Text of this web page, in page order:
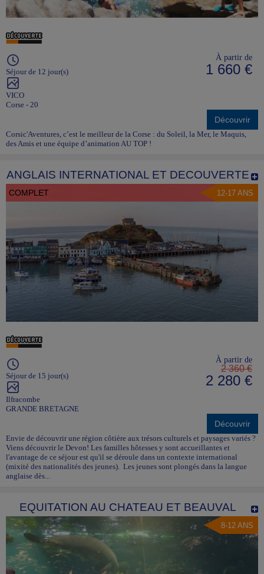
Séjour de 12 jour(s)
VICO
Corse - 20
À partir de
1 660 €
Découvrir
Corsic'Aventures, c’est le meilleur de la Corse : du Soleil, la Mer, le Maquis,
des Amis et une équipe d’animation AU TOP !
ANGLAIS INTERNATIONAL ET DECOUVERTE
COMPLET 12-17 ANS
Séjour de 15 jour(s)
Ilfracombe
GRANDE BRETAGNE
À partir de
2 360 €
2 280 €
Découvrir
Envie de découvrir une région côtière aux trésors culturels et paysages variés ?
Viens découvrir le Devon! Les familles hôtesses y sont accueillantes et
l'avantage de ce séjour est qu'il se déroule dans un contexte international
(mixité des nationalités des jeunes). Les jeunes sont plongés dans la langue
anglaise dès...
EQUITATION AU CHATEAU ET BEAUVAL
8-12 ANS